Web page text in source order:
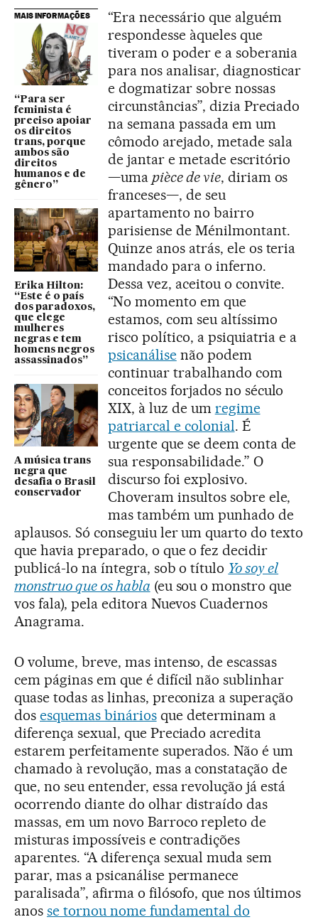
MAIS INFORMAÇÕES
“Para ser
feminista é
preciso apoiar
os direitos
trans, porque
ambos são
direitos
humanos e de
gênero”
Erika Hilton:
“Este é o país
dos paradoxos,
que elege
mulheres
negras e tem
homens negros
assassinados”
A música trans
negra que
desafia o Brasil
conservador
“Era necessário que alguém
respondesse àqueles que
tiveram o poder e a soberania
para nos analisar, diagnosticar
e dogmatizar sobre nossas
circunstâncias”, dizia Preciado
na semana passada em um
cômodo arejado, metade sala
de jantar e metade escritório
—uma pièce de vie, diriam os
franceses—, de seu
apartamento no bairro
parisiense de Ménilmontant.
Quinze anos atrás, ele os teria
mandado para o inferno.
Dessa vez, aceitou o convite.
“No momento em que
estamos, com seu altíssimo
risco político, a psiquiatria e a
psicanálisenão podem
continuar trabalhando com
conceitos forjados no século
XIX, à luz de um regime
patriarcal e colonial. É
urgente que se deem conta de
sua responsabilidade.” O
discurso foi explosivo.
Choveram insultos sobre ele,
mas também um punhado de
aplausos. Só conseguiu ler um quarto do texto
que havia preparado, o que o fez decidir
publicá-lo na íntegra, sob o título Yo soy el
monstruo que os habla (eu sou o monstro que
vos fala), pela editora Nuevos Cuadernos
Anagrama.
O volume, breve, mas intenso, de escassas
cem páginas em que é difícil não sublinhar
quase todas as linhas, preconiza a superação
dos esquemas bináriosque determinam a
diferença sexual, que Preciado acredita
estarem perfeitamente superados. Não é um
chamado à revolução, mas a constatação de
que, no seu entender, essa revolução já está
ocorrendo diante do olhar distraído das
massas, em um novo Barroco repleto de
misturas impossíveis e contradições
aparentes. “A diferença sexual muda sem
parar, mas a psicanálise permanece
paralisada”, afirma o filósofo, que nos últimos
anos se tornou nome fundamental do